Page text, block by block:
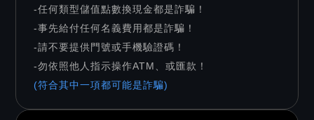
-任何類型儲值點數換現金都是詐騙！
-事先給付任何名義費用都是詐騙！
-請不要提供門號或手機驗證碼！
-勿依照他人指示操作ATM、或匯款！
(符合其中一項都可能是詐騙)